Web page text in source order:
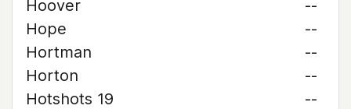
Hoover
--
Hope
--
Hortman
--
Horton
--
Hotshots 19
--